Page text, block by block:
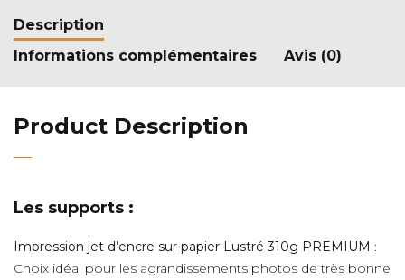
Description
Informations complémentaires
Avis (0)
Product Description
Les supports :
Impression jet d’encre sur papier Lustré 310g PREMIUM :
Choix idéal pour les agrandissements photos de très bonne